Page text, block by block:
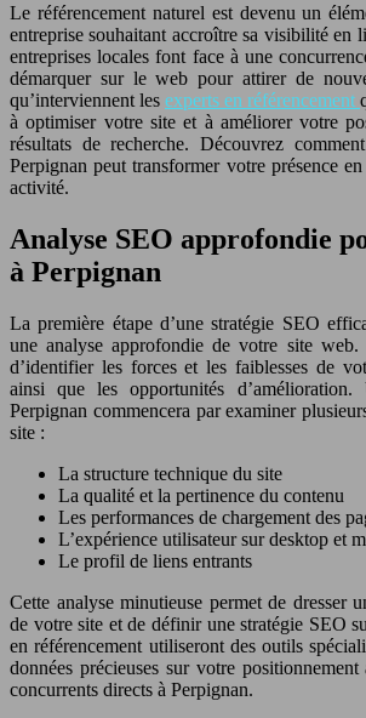
Le référencement naturel est devenu un
entreprise souhaitant accroître sa visibilité en
entreprises locales font face à une
démarquer sur le web pour attirer de
qu’interviennent les experts en référencement
à optimiser votre site et à améliorer votre
résultats de recherche. Découvrez
Perpignan peut transformer votre présence
activité.
Analyse SEO approfondie
à Perpignan
La première étape d’une stratégie SEO
une analyse approfondie de votre site web.
d’identifier les forces et les faiblesses de
ainsi que les opportunités
Perpignan commencera par examiner
site :
La structure technique du site
La qualité et la pertinence du contenu
Les performances de chargement des
L’expérience utilisateur sur desktop et
Le profil de liens entrants
Cette analyse minutieuse permet de dresser
de votre site et de définir une stratégie SEO
en référencement utiliseront des outils
données précieuses sur votre
concurrents directs à Perpignan.